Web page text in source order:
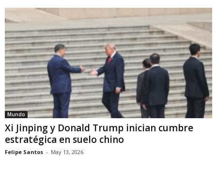
Mundo
Xi Jinping y Donald Trump inician cumbre
estratégica en suelo chino
Felipe Santos - May 13, 2026